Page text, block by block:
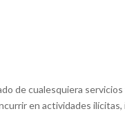
de cualesquiera
en actividades